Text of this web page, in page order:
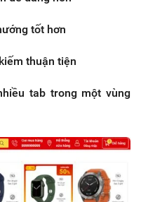
tốt hơn
thuận tiện
tab trong một vùng